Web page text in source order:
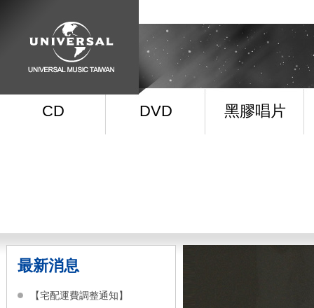
CD DVD 黑膠唱片
最新消息
【宅配運費調整通知】